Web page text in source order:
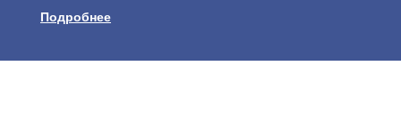
Подробнее